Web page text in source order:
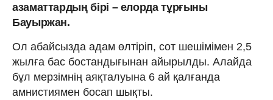
азаматтардың бірі – елорда тұрғыны
Бауыржан.
Ол абайсызда адам өлтіріп, сот шешімімен 2,5
жылға бас бостандығынан айырылды. Алайда
бұл мерзімнің аяқталуына 6 ай қалғанда
амнистиямен босап шықты.